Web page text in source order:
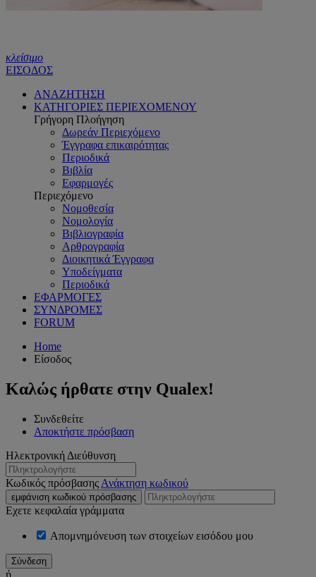
κλείσιμο
ΕΙΣΟΔΟΣ
ΑΝΑΖΗΤΗΣΗ
ΚΑΤΗΓΟΡΙΕΣ ΠΕΡΙΕΧΟΜΕΝΟΥ
Γρήγορη Πλοήγηση
Δωρεάν Περιεχόμενο
Έγγραφα επικαιρότητας
Περιοδικά
Βιβλία
Εφαρμογές
Περιεχόμενο
Νομοθεσία
Νομολογία
Βιβλιογραφία
Αρθρογραφία
Διοικητικά Έγγραφα
Υποδείγματα
Περιοδικά
ΕΦΑΡΜΟΓΕΣ
ΣΥΝΔΡΟΜΕΣ
FORUM
Home
Είσοδος
Καλώς ήρθατε στην Qualex!
Συνδεθείτε
Αποκτήστε πρόσβαση
Ηλεκτρονική Διεύθυνση
Κωδικός πρόσβασης Ανάκτηση κωδικού
εμφάνιση κωδικού πρόσβασης
Εχετε κεφαλαία γράμματα
Απομνημόνευση των στοιχείων εισόδου μου
ή